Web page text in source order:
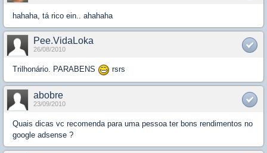
hahaha, tá rico ein.. ahahaha
Pee.VidaLoka
26/08/2010
Trilhonário. PARABENS rsrs
abobre
23/09/2010
Quais dicas vc recomenda para uma pessoa ter bons rendimentos no
google adsense ?